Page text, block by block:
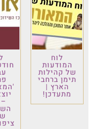
לוח
המודעות
של קהילות
תימן ברחבי
הארץ |
מתעדכן!